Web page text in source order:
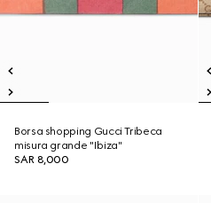
Borsa shopping Gucci Tribeca
misura grande "Ibiza"
SAR 8,000